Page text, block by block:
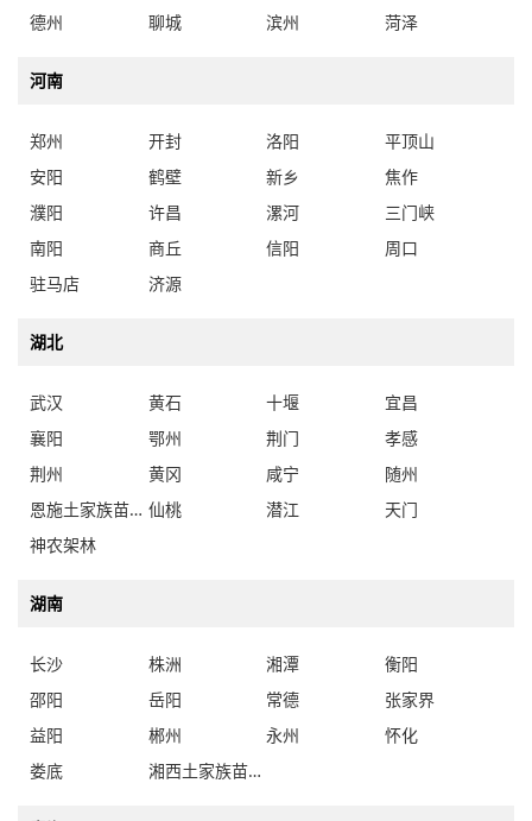
德州
聊城 滨州 菏泽
河南
郑州 开封 洛阳
平顶山
安阳
鹤壁 新乡
焦作
濮阳
许昌 漯河
三门峡
南阳
商丘 信阳
周口
驻马店
济源
湖北
武汉 黄石 十堰
宜昌
襄阳
鄂州 荆门
孝感
荆州
黄冈 咸宁
随州
恩施土家族苗族自治州 仙桃 潜江
天门
神农架林
湖南
长沙 株洲 湘潭
衡阳
邵阳
岳阳 常德
张家界
益阳
郴州 永州
怀化
娄底
湘西土家族苗族自治州